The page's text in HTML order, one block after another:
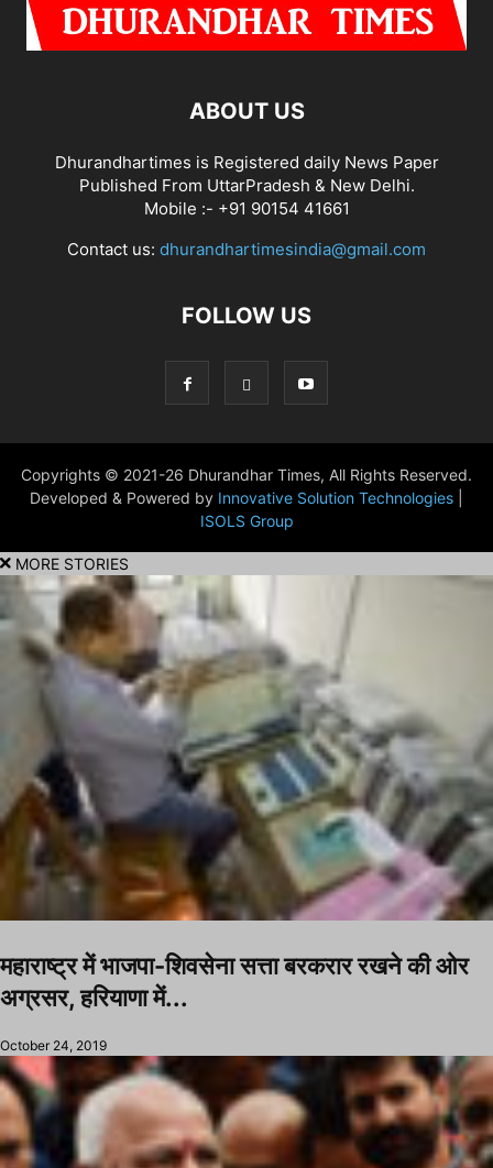
ABOUT US
Dhurandhartimes is Registered daily News Paper
Published From UttarPradesh & New Delhi.
Mobile :- +91 90154 41661
Contact us: dhurandhartimesindia@gmail.com
FOLLOW US
Copyrights © 2021-26 Dhurandhar Times, All Rights Reserved.
Developed & Powered by Innovative Solution Technologies
ISOLS Group
MORE STORIES
महाराष्ट्र में भाजपा-शिवसेना सत्ता बरकरार रखने की ओर
अग्रसर, हरियाणा में...
October 24, 2019